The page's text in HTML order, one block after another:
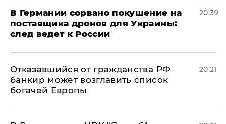
​В Германии сорвано покушение на
поставщика дронов для Украины:
след ведет к России
20:39
Отказавшийся от гражданства РФ
банкир может возглавить список
богачей Европы
20:21